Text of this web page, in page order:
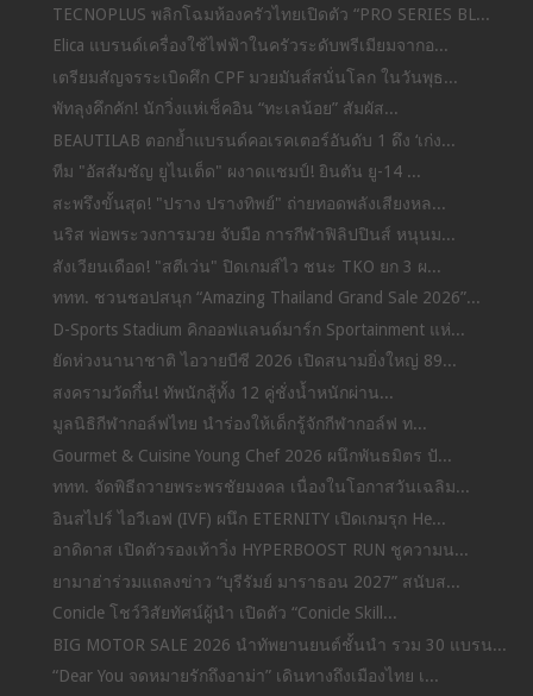
TECNOPLUS พลิกโฉมห้องครัวไทยเปิดตัว “PRO SERIES BL...
Elica แบรนด์เครื่องใช้ไฟฟ้าในครัวระดับพรีเมียมจากอ...
เตรียมสัญจรระเบิดศึก CPF มวยมันส์สนั่นโลก ในวันพุธ...
พัทลุงคึกคัก! นักวิ่งแห่เช็คอิน “ทะเลน้อย” สัมผัส...
BEAUTILAB ตอกย้ำแบรนด์คอเรคเตอร์อันดับ 1 ดึง ‘เก่ง...
ทีม "อัสสัมชัญ ยูไนเต็ด" ผงาดแชมป์! ยินตัน ยู-14 ...
สะพรึงขั้นสุด! "ปราง ปรางทิพย์" ถ่ายทอดพลังเสียงหล...
นริส พ่อพระวงการมวย จับมือ การกีฬาฟิลิปปินส์ หนุนม...
สังเวียนเดือด! "สตีเว่น" ปิดเกมส์ไว ชนะ TKO ยก 3 ผ...
ททท. ชวนชอปสนุก “Amazing Thailand Grand Sale 2026”...
D-Sports Stadium คิกออฟแลนด์มาร์ก Sportainment แห่...
ยัดห่วงนานาชาติ ไอวายบีซี 2026 เปิดสนามยิ่งใหญ่ 89...
สงครามวัดกึ๋น! ทัพนักสู้ทั้ง 12 คู่ชั่งน้ำหนักผ่าน...
มูลนิธิกีฬากอล์ฟไทย นำร่องให้เด็กรู้จักกีฬากอล์ฟ ท...
Gourmet & Cuisine Young Chef 2026 ผนึกพันธมิตร ปั...
ททท. จัดพิธีถวายพระพรชัยมงคล เนื่องในโอกาสวันเฉลิม...
อินสไปร์ ไอวีเอฟ (IVF) ผนึก ETERNITY เปิดเกมรุก He...
อาดิดาส เปิดตัวรองเท้าวิ่ง HYPERBOOST RUN ชูความน...
ยามาฮ่าร่วมแถลงข่าว “บุรีรัมย์ มาราธอน 2027” สนับส...
Conicle โชว์วิสัยทัศน์ผู้นำ เปิดตัว “Conicle Skill...
BIG MOTOR SALE 2026 นำทัพยานยนต์ชั้นนำ รวม 30 แบรน...
“Dear You จดหมายรักถึงอาม่า” เดินทางถึงเมืองไทย เ...